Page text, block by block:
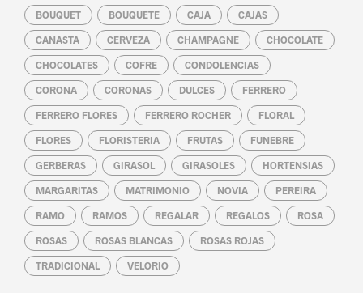
BOUQUET BOUQUETE CAJA CAJAS
CANASTA CERVEZA CHAMPAGNE CHOCOLATE
CHOCOLATES COFRE CONDOLENCIAS
CORONA CORONAS DULCES FERRERO
FERRERO FLORES FERRERO ROCHER FLORAL
FLORES FLORISTERIA FRUTAS FUNEBRE
GERBERAS GIRASOL GIRASOLES HORTENSIAS
MARGARITAS MATRIMONIO NOVIA PEREIRA
RAMO RAMOS REGALAR REGALOS ROSA
ROSAS ROSAS BLANCAS ROSAS ROJAS
TRADICIONAL VELORIO